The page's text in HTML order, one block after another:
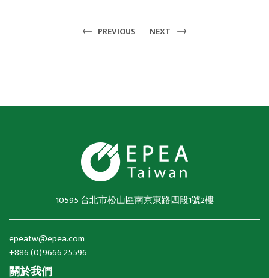
PREVIOUS NEXT
10595 台北市松山區南京東路四段1號2樓
epeatw@epea.com
+886 (0)9666 25596
關於我們